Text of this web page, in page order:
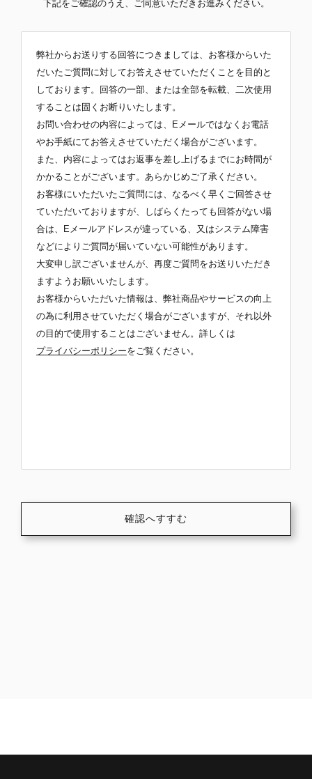
下記をご確認のうえ、ご同意いただきお進みください。
弊社からお送りする回答につきましては、お客様からいた
だいたご質問に対してお答えさせていただくことを目的と
しております。回答の一部、または全部を転載、二次使用
することは固くお断りいたします。
お問い合わせの内容によっては、Eメールではなくお電話
やお手紙にてお答えさせていただく場合がございます。
また、内容によってはお返事を差し上げるまでにお時間が
かかることがございます。あらかじめご了承ください。
お客様にいただいたご質問には、なるべく早くご回答させ
ていただいておりますが、しばらくたっても回答がない場
合は、Eメールアドレスが違っている、又はシステム障害
などによりご質問が届いていない可能性があります。
大変申し訳ございませんが、再度ご質問をお送りいただき
ますようお願いいたします。
お客様からいただいた情報は、弊社商品やサービスの向上
の為に利用させていただく場合がございますが、それ以外
の目的で使用することはございません。詳しくは
プライバシーポリシーをご覧ください。
確認へすすむ